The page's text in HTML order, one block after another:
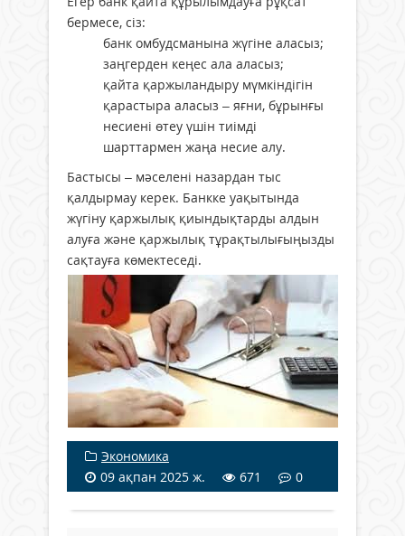
бермесе, сіз:
банк омбудсманына жүгіне аласыз;
заңгерден кеңес ала аласыз;
қайта қаржыландыру мүмкіндігін
қарастыра аласыз – яғни, бұрынғы
несиені өтеу үшін тиімді
шарттармен жаңа несие алу.
Бастысы – мәселені назардан тыс
қалдырмау керек. Банкке уақытында
жүгіну қаржылық қиындықтарды алдын
алуға және қаржылық тұрақтылығыңызды
сақтауға көмектеседі.
Экономика
09 ақпан 2025 ж.
671 0